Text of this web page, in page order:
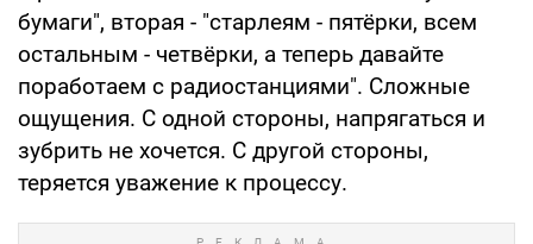
бумаги", вторая - "старлеям - пятёрки, всем
остальным - четвёрки, а теперь давайте
поработаем с радиостанциями". Сложные
ощущения. С одной стороны, напрягаться и
зубрить не хочется. С другой стороны,
теряется уважение к процессу.